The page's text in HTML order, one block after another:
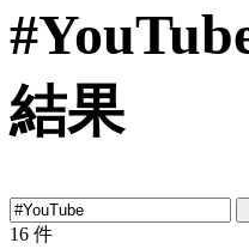
結果
16 件